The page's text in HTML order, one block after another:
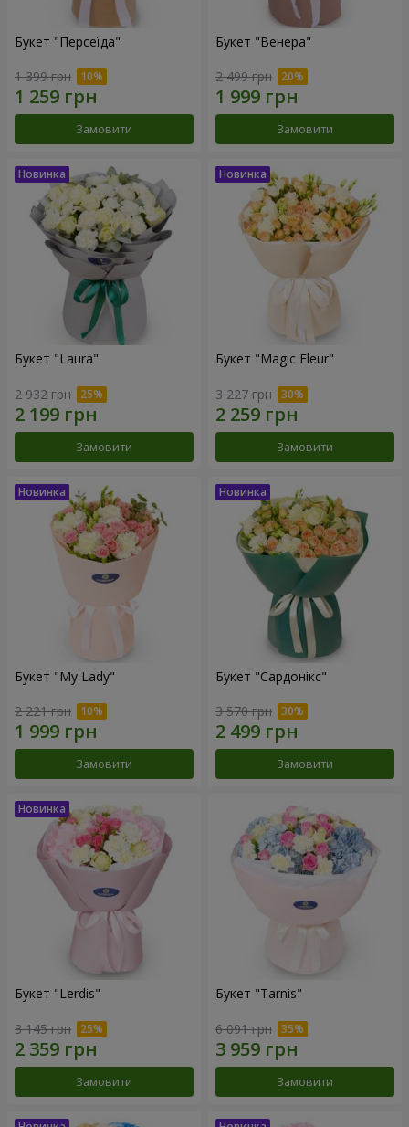
Букет "Персеїда"
1 399 грн
Замовити
Букет "Венера"
2 499 грн
Замовити
Букет "Laura"
2 932 грн
Замовити
Букет "Magic Fleur"
3 227 грн
Замовити
Букет "My Lady"
2 221 грн
Замовити
Букет "Сардонікс"
3 570 грн
Замовити
Букет "Lerdis"
3 145 грн
Замовити
Букет "Tarnis"
6 091 грн
Замовити